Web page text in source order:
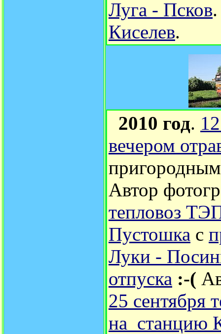
Луга - Псков
Киселев.
2010 год.
вечером
Автор
тепловоз
Пустошка с
Луки -
отпуска :-(
25 сентября
на станцию